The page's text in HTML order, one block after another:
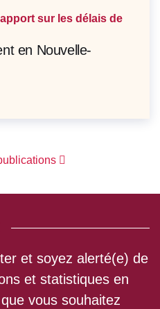
sur les délais de
en Nouvelle-
et soyez alerté(e) de
et statistiques en
vous souhaitez